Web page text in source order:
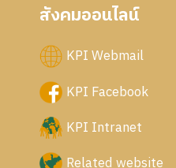
สังคมออนไลน์
KPI Webmail
KPI Facebook
KPI Intranet
Related website